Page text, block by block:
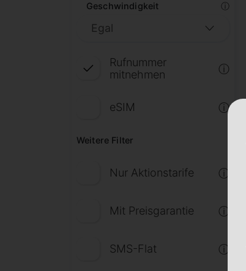
Geschwindigkeit ⓘ
Rufnummer
mitnehmen
ⓘ
eSIM ⓘ
Weitere Filter
Nur Aktionstarife ⓘ
Mit Preisgarantie ⓘ
SMS-Flat ⓘ